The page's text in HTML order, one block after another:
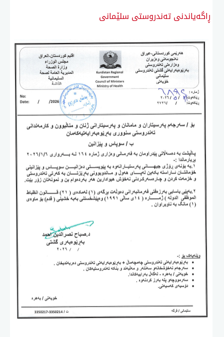
ڕاگەیاندنی تەندروستی سلێمانی